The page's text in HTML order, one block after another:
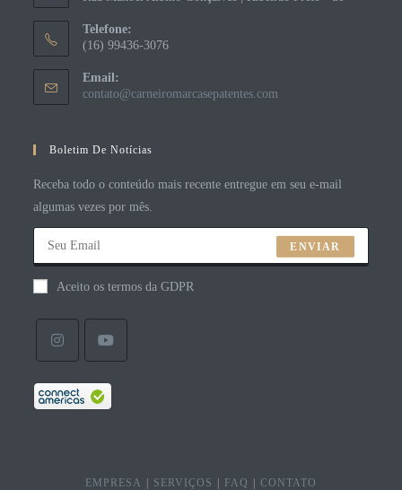
Telefone:
(16) 99436-3076
Email:
contato@carneiromarcasepatentes.com
Boletim De Notícias
Receba todo o conteúdo mais recente entregue em seu e-mail
algumas vezes por mês.
ENVIAR
Aceito os termos da GDPR
EMPRESA SERVIÇOS FAQ CONTATO